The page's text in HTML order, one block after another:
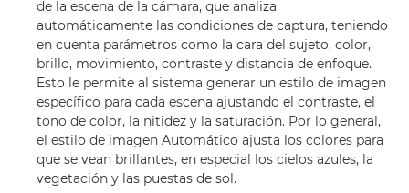
de la escena de la cámara, que analiza
automáticamente las condiciones de captura, teniendo
en cuenta parámetros como la cara del sujeto, color,
brillo, movimiento, contraste y distancia de enfoque.
Esto le permite al sistema generar un estilo de imagen
específico para cada escena ajustando el contraste, el
tono de color, la nitidez y la saturación. Por lo general,
el estilo de imagen Automático ajusta los colores para
que se vean brillantes, en especial los cielos azules, la
vegetación y las puestas de sol.